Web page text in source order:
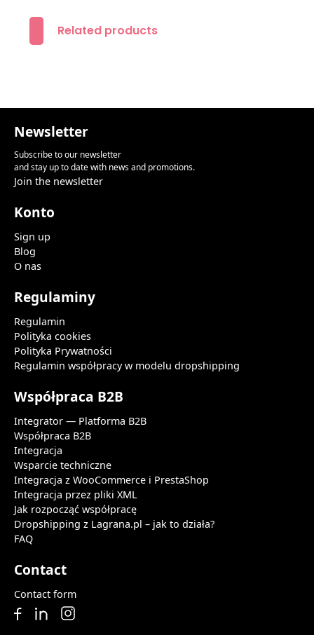
Related products
Newsletter
Subscribe to our newsletter
and stay up to date with news and promotions.
Join the newsletter
Konto
Sign up
Blog
O nas
Regulaminy
Regulamin
Polityka cookies
Polityka Prywatności
Regulamin współpracy w modelu dropshipping
Współpraca B2B
Integrator — Platforma B2B
Współpraca B2B
Integracja
Wsparcie techniczne
Integracja z WooCommerce i PrestaShop
Integracja przez pliki XML
Jak rozpocząć współpracę
Dropshipping z Lagrana.pl – jak to działa?
FAQ
Contact
Contact form